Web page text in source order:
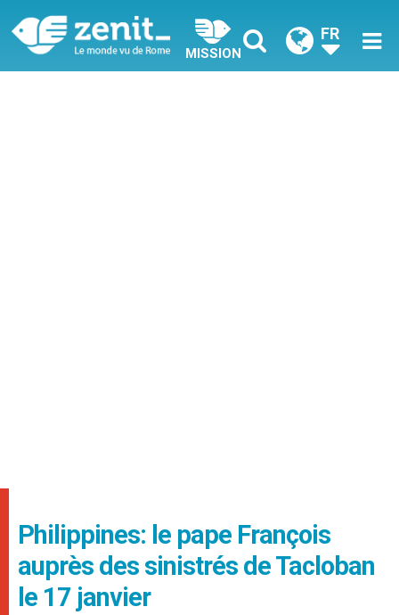
MISSION
FR
Philippines: le pape François
auprès des sinistrés de Tacloban
le 17 janvier